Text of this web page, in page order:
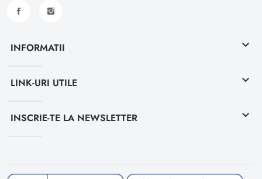
INFORMATII keyboard_arrow_down
LINK-URI UTILE keyboard_arrow_down
INSCRIE-TE LA NEWSLETTER keyboard_arrow_down